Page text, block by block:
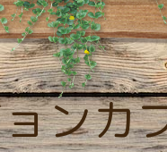
ンカ